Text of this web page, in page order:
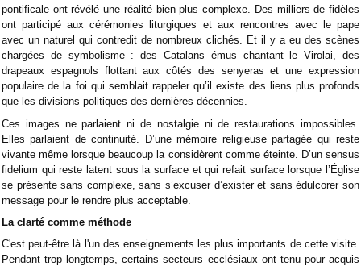
pontificale ont révélé une réalité bien plus complexe. Des milliers de fidèles
ont participé aux cérémonies liturgiques et aux rencontres avec le pape
avec un naturel qui contredit de nombreux clichés. Et il y a eu des scènes
chargées de symbolisme : des Catalans émus chantant le Virolai, des
drapeaux espagnols flottant aux côtés des senyeras et une expression
populaire de la foi qui semblait rappeler qu’il existe des liens plus profonds
que les divisions politiques des dernières décennies.
Ces images ne parlaient ni de nostalgie ni de restaurations impossibles.
Elles parlaient de continuité. D’une mémoire religieuse partagée qui reste
vivante même lorsque beaucoup la considèrent comme éteinte. D’un sensus
fidelium qui reste latent sous la surface et qui refait surface lorsque l’Église
se présente sans complexe, sans s’excuser d’exister et sans édulcorer son
message pour le rendre plus acceptable.
La clarté comme méthode
C'est peut-être là l'un des enseignements les plus importants de cette visite.
Pendant trop longtemps, certains secteurs ecclésiaux ont tenu pour acquis